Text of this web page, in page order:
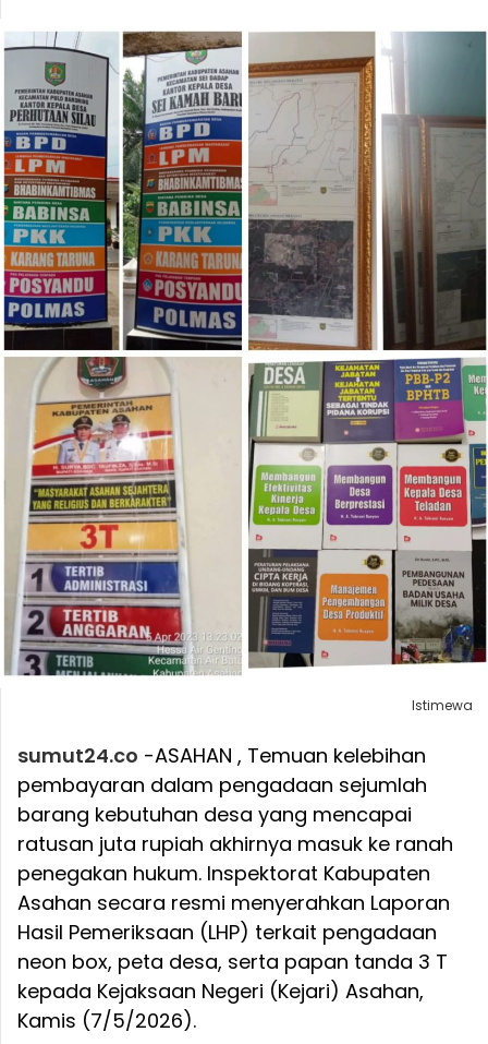
Istimewa
sumut24.co -ASAHAN , Temuan kelebihan
pembayaran dalam pengadaan sejumlah
barang kebutuhan desa yang mencapai
ratusan juta rupiah akhirnya masuk ke ranah
penegakan hukum. Inspektorat Kabupaten
Asahan secara resmi menyerahkan Laporan
Hasil Pemeriksaan (LHP) terkait pengadaan
neon box, peta desa, serta papan tanda 3 T
kepada Kejaksaan Negeri (Kejari) Asahan,
Kamis (7/5/2026).